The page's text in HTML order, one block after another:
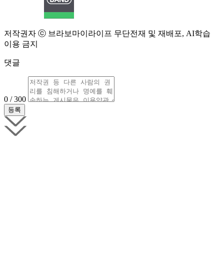
저작권자 ⓒ 브라보마이라이프 무단전재 및 재배포, AI학습
이용 금지
댓글
0 / 300